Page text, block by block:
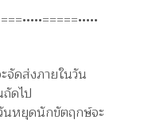
จัดส่งภายในวัน
ดไป
นหยุดนักขัตฤกษ์จะ